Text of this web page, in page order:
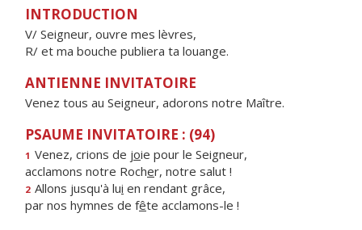
INTRODUCTION
V/ Seigneur, ouvre mes lèvres,
R/ et ma bouche publiera ta louange.
ANTIENNE INVITATOIRE
Venez tous au Seigneur, adorons notre Maître.
PSAUME INVITATOIRE : (94)
1 Venez, crions de joie pour le Seigneur,
acclamons notre Rocher, notre salut !
2 Allons jusqu'à lui en rendant grâce,
par nos hymnes de fête acclamons-le !